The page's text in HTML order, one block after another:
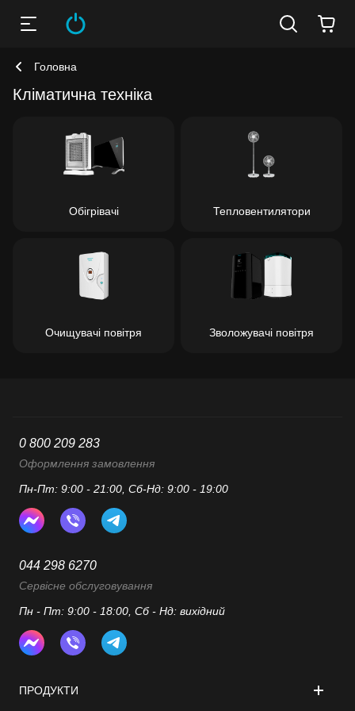
Головна
Кліматична техніка
Обігрівачі Тепловентилятори
Очищувачі повітря Зволожувачі повітря
ПРОДУКТИ
0 800 209 283
Оформлення замовлення
Пн-Пт: 9:00 - 21:00, Сб-Нд: 9:00 - 19:00
044 298 6270
Сервісне обслуговування
Пн - Пт: 9:00 - 18:00, Сб - Нд: вихідний